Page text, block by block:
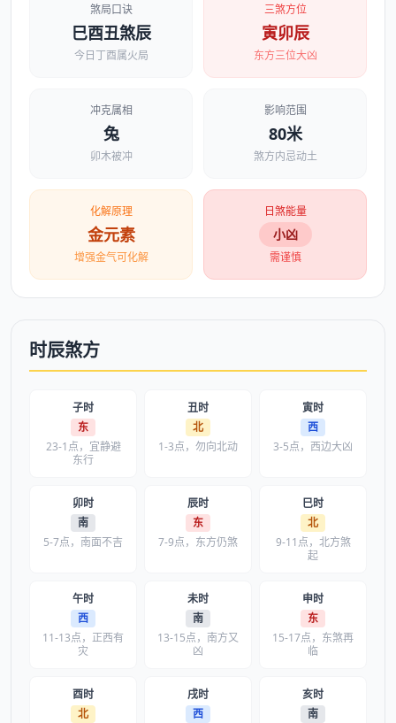
煞局口诀
巳酉丑煞辰
今日丁酉属火局
三煞方位
寅卯辰
东方三位大凶
冲克属相
兔
卯木被冲
影响范围
80米
煞方内忌动土
化解原理
金元素
增强金气可化解
日煞能量
小凶
需谨慎
时辰煞方
子时
东
23-1点，宜静避
东行
丑时
北
1-3点，勿向北动
寅时
西
3-5点，西边大凶
卯时
南
5-7点，南面不吉
辰时
东
7-9点，东方仍煞
巳时
北
9-11点，北方煞
起
午时
西
11-13点，正西有
灾
未时
南
13-15点，南方又
凶
申时
东
15-17点，东煞再
临
酉时
北
戌时
西
亥时
南